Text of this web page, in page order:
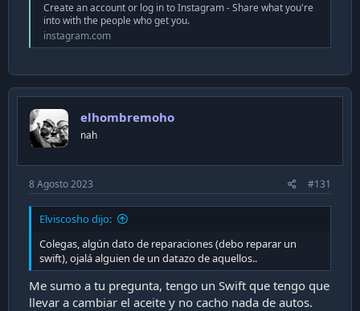
Create an account or log in to Instagram - Share what you're
into with the people who get you.
instagram.com
elhombremoho
nah
8 Agosto 2023 #131
Elviscosho dijo:
Colegas, algún dato de reparaciones (debo reparar un
swift), ojalá alguien de un datazo de aquellos..
Me sumo a tu pregunta, tengo un Swift que tengo que
llevar a cambiar el aceite y no cacho nada de autos.